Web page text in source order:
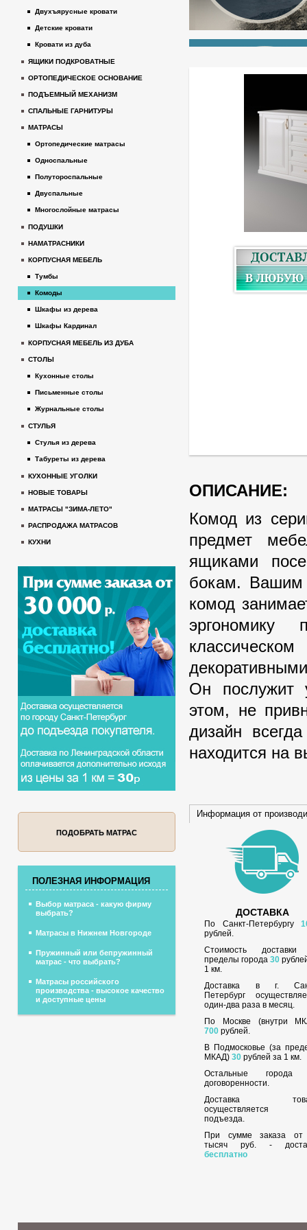
ОПИСАНИЕ:
Комод из
предмет
ящиками
бокам. Вашим
комод
эргономику
Он послужит
этом, не
дизайн
находится на
Информация от
ДОСТАВКА
По Санкт-Петербургу
рублей.
Стоимость
пределы города30
1 км.
Доставка в г.
Петербург
один-два раза в месяц.
По Москве (внутри
700 рублей.
В Подмосковье (за
МКАД)30 рублей за 1 км.
Остальные города
договоренности.
Доставка
осуществляется
подъезда.
При сумме заказа
тысяч руб. -
бесплатно
Двухъярусные кровати
Детские кровати
Кровати из дуба
ЯЩИКИ ПОДКРОВАТНЫЕ
ОРТОПЕДИЧЕСКОЕ ОСНОВАНИЕ
ПОДЪЕМНЫЙ МЕХАНИЗМ
СПАЛЬНЫЕ ГАРНИТУРЫ
МАТРАСЫ
Ортопедические матрасы
Односпальные
Полутороспальные
Двуспальные
Многослойные матрасы
ПОДУШКИ
НАМАТРАСНИКИ
КОРПУСНАЯ МЕБЕЛЬ
Тумбы
Комоды
Шкафы из дерева
Шкафы Кардинал
КОРПУСНАЯ МЕБЕЛЬ ИЗ ДУБА
СТОЛЫ
Кухонные столы
Письменные столы
Журнальные столы
СТУЛЬЯ
Стулья из дерева
Табуреты из дерева
КУХОННЫЕ УГОЛКИ
НОВЫЕ ТОВАРЫ
МАТРАСЫ "ЗИМА-ЛЕТО"
РАСПРОДАЖА МАТРАСОВ
КУХНИ
ПОДОБРАТЬ МАТРАС
ПОЛЕЗНАЯ ИНФОРМАЦИЯ
Выбор матраса - какую фирму
выбрать?
Матрасы в Нижнем Новгороде
Пружинный или бепружинный
матрас - что выбрать?
Матрасы российского
производства - высокое качество
и доступные цены